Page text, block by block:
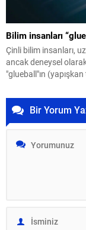
Bilim insanları
Çinli bilim insanları,
ancak deneysel
"glueball"ın
Bir Yorum